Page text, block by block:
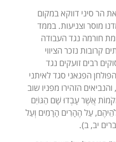
הר סיני דווקא במקום
מוסר וצניעות. בממד
חורמה נגד העבודה
קרובות נזכר הציווי
רבים זועקים נגד
הפגאני סגד לאיתני
הזהירו מפניו שוב
אֲשֶׁר עָבְדוּ שָׁם הַגּוֹיִם
עַל הֶהָרִים הָרָמִים וְעַל
יב, ב).